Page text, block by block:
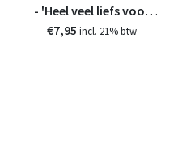
- 'Heel veel liefs voor
jou'
€7,95 incl. 21% btw